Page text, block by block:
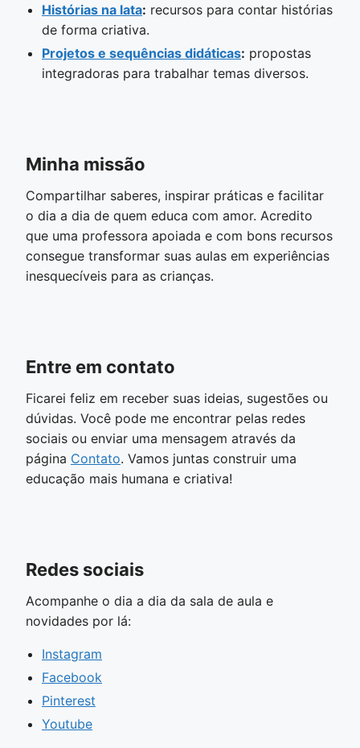
Histórias na lata: recursos para contar histórias
de forma criativa.
Projetos e sequências didáticas: propostas
integradoras para trabalhar temas diversos.
Minha missão
Compartilhar saberes, inspirar práticas e facilitar
o dia a dia de quem educa com amor. Acredito
que uma professora apoiada e com bons recursos
consegue transformar suas aulas em experiências
inesquecíveis para as crianças.
Entre em contato
Ficarei feliz em receber suas ideias, sugestões ou
dúvidas. Você pode me encontrar pelas redes
sociais ou enviar uma mensagem através da
página Contato. Vamos juntas construir uma
educação mais humana e criativa!
Redes sociais
Acompanhe o dia a dia da sala de aula e
novidades por lá:
Instagram
Facebook
Pinterest
Youtube